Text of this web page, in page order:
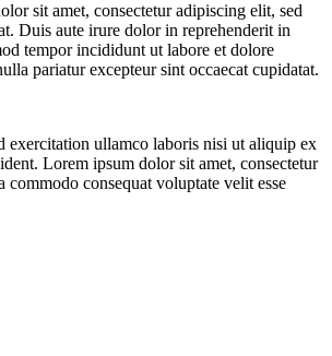
sit amet, consectetur adipiscing elit, sed
Duis aute irure dolor in reprehenderit in
tempor incididunt ut labore et dolore
pariatur excepteur sint occaecat cupidatat.
exercitation ullamco laboris nisi ut aliquip ex
Lorem ipsum dolor sit amet, consectetur
consequat voluptate velit esse